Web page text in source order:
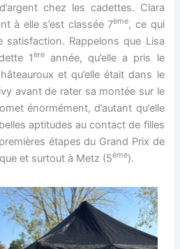
chez les cadettes. Clara
à elle s’est classée 7ème, ce qui
satisfaction. Rappelons que Lisa
1èreannée, qu’elle a pris le
et qu’elle était dans le
avant de rater sa montée sur le
énormément, d’autant qu’elle
aptitudes au contact de filles
étapes du Grand Prix de
et surtout à Metz (5ème).